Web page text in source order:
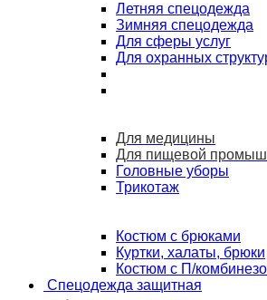
Летняя спецодежда
Зимняя спецодежда
Для сферы услуг
Для охранных
Для медицины
Для пищевой
Головные уборы
Трикотаж
Костюм с брюками
Куртки, халаты, брюки
Костюм с П/
Спецодежда защитная